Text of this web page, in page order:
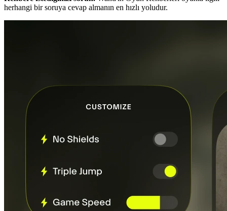
herhangi bir soruya cevap almanın en hızlı yoludur.